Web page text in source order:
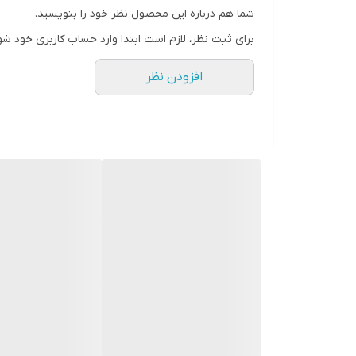
شما هم درباره این محصول نظر خود را بنویسید.
برای ثبت نظر، لازم است ابتدا وارد حساب کاربری خود
افزودن نظر